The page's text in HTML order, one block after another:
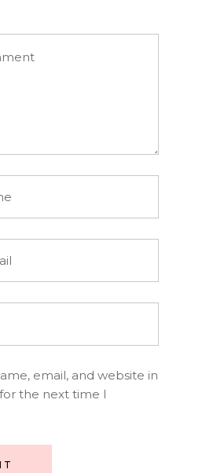
email, and website in
the next time I